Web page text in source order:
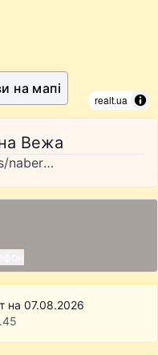
realt.ua
на мапі
Вежа
kreator-bud.com/projects/naberezna-veza
на 07.08.2026